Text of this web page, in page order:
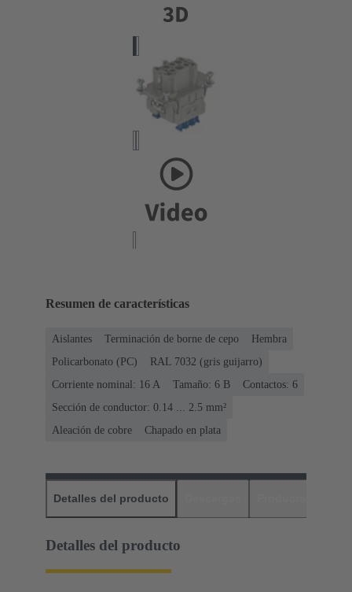
Resumen de características
Aislantes Terminación de borne de cepo
Hembra
Policarbonato (PC)
RAL 7032 (gris guijarro)
Corriente nominal: ‌16 A
Tamaño: 6 B
Contactos: 6
Sección de conductor: 0.14 ... 2.5 mm²
Aleación de cobre
Chapado en plata
Detalles del producto
Detalles del producto